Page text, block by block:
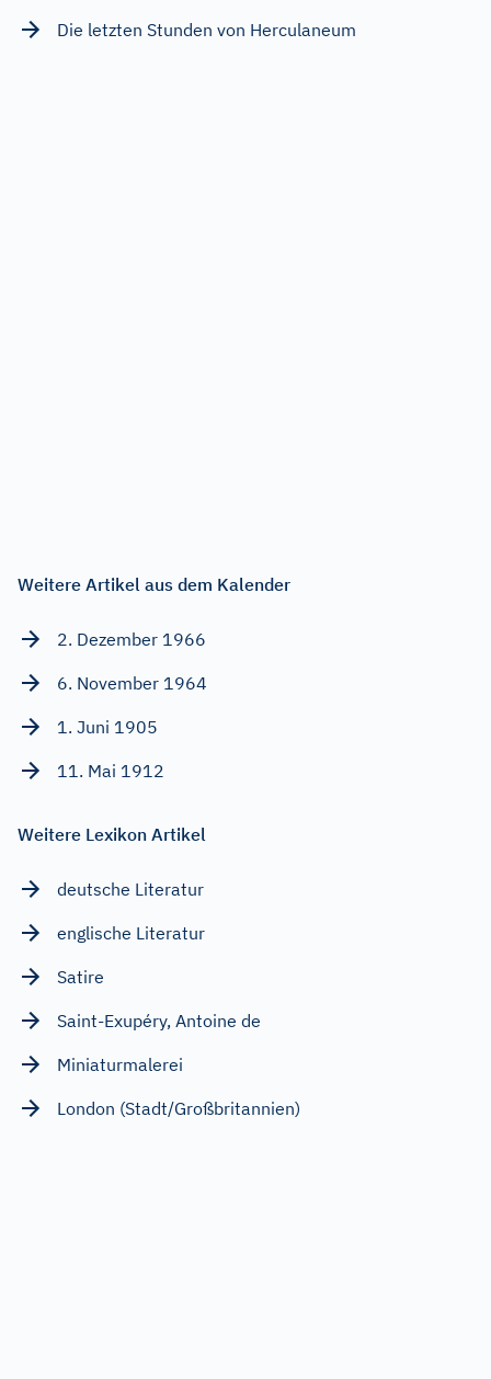
Die letzten Stunden von Herculaneum
Weitere Artikel aus dem Kalender
2. Dezember 1966
6. November 1964
1. Juni 1905
11. Mai 1912
Weitere Lexikon Artikel
deutsche Literatur
englische Literatur
Satire
Saint-Exupéry, Antoine de
Miniaturmalerei
London (Stadt/Großbritannien)